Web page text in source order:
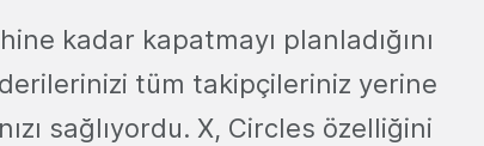
kadar kapatmayı planladığını
tüm takipçileriniz yerine
sağlıyordu. X, Circles özelliğini